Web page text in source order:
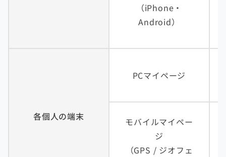
（iPhone・
Android）
各個人の端末
PCマイページ
モバイルマイペー
ジ
（GPS / ジオフェ